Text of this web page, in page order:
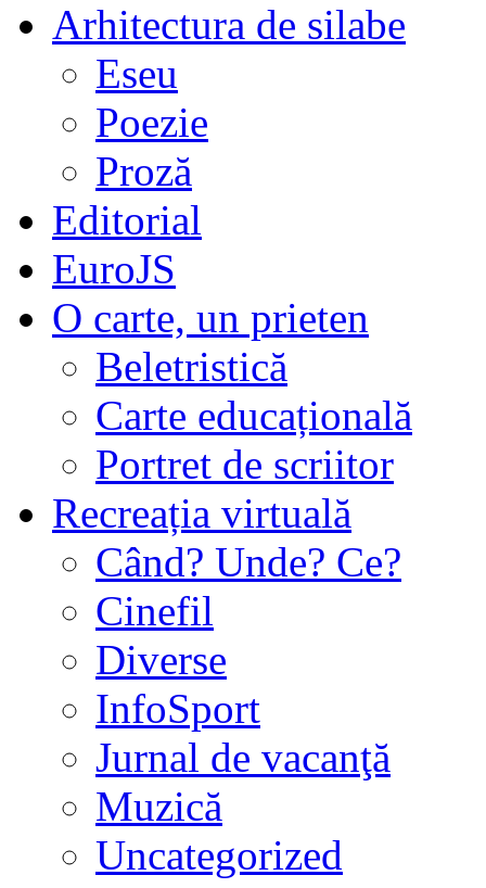
Arhitectura de silabe
Eseu
Poezie
Proză
Editorial
EuroJS
O carte, un prieten
Beletristică
Carte educațională
Portret de scriitor
Recreația virtuală
Când? Unde? Ce?
Cinefil
Diverse
InfoSport
Jurnal de vacanţă
Muzică
Uncategorized